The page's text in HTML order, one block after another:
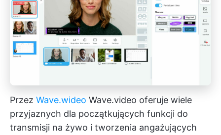
Przez Wave.wideo Wave.video oferuje wiele
przyjaznych dla początkujących funkcji do
transmisji na żywo i tworzenia angażujących